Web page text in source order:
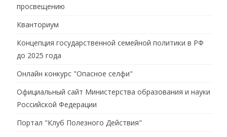
просвещению
Кванториум
Концепция государственной семейной политики в РФ
до 2025 года
Онлайн конкурс "Опасное селфи"
Официальный сайт Министерства образования и науки
Российской Федерации
Портал "Клуб Полезного Действия"